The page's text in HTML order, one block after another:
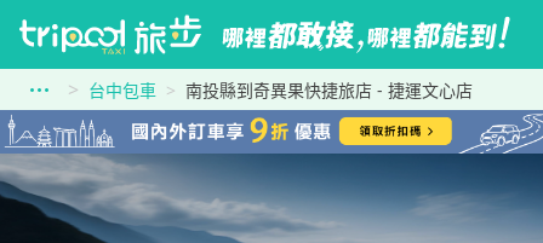
台中包車 南投縣到奇異果快捷旅店 - 捷運文心店